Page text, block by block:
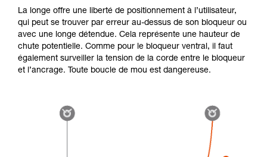
La longe offre une liberté de positionnement à l’utilisateur,
qui peut se trouver par erreur au-dessus de son bloqueur ou
avec une longe détendue. Cela représente une hauteur de
chute potentielle. Comme pour le bloqueur ventral, il faut
également surveiller la tension de la corde entre le bloqueur
et l’ancrage. Toute boucle de mou est dangereuse.